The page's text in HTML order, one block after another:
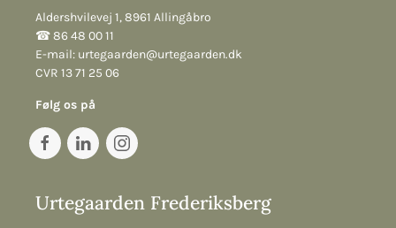
Aldershvilevej 1, 8961 Allingåbro
☎︎ 86 48 00 11
E-mail: urtegaarden@urtegaarden.dk
CVR 13 71 25 06
Følg os på
Urtegaarden Frederiksberg